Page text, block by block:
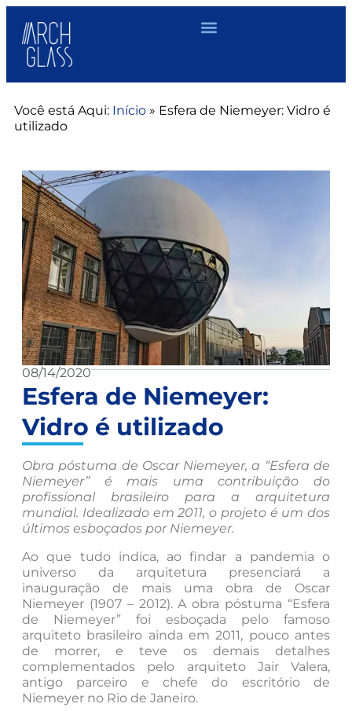
Você está Aqui: Início » Esfera de Niemeyer: Vidro é
utilizado
08/14/2020
Esfera de Niemeyer:
Vidro é utilizado
Obra póstuma de Oscar Niemeyer, a “Esfera de
Niemeyer” é mais uma contribuição do
profissional brasileiro para a arquitetura
mundial. Idealizado em 2011, o projeto é um dos
últimos esboçados por Niemeyer.
Ao que tudo indica, ao findar a pandemia o
universo da arquitetura presenciará a
inauguração de mais uma obra de Oscar
Niemeyer (1907 – 2012). A obra póstuma “Esfera
de Niemeyer” foi esboçada pelo famoso
arquiteto brasileiro ainda em 2011, pouco antes
de morrer, e teve os demais detalhes
complementados pelo arquiteto Jair Valera,
antigo parceiro e chefe do escritório de
Niemeyer no Rio de Janeiro.